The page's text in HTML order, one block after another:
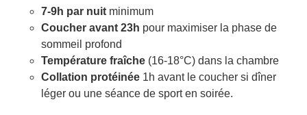
7-9h par nuit minimum
Coucher avant 23h pour maximiser la phase de
sommeil profond
Température fraîche (16-18°C) dans la chambre
Collation protéinée 1h avant le coucher si dîner
léger ou une séance de sport en soirée.